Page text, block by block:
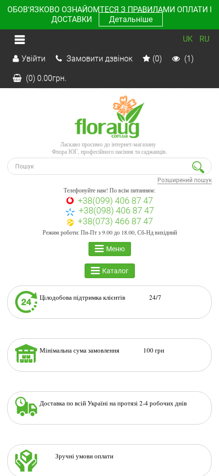
ОБОВ'ЯЗКОВО ОЗНАЙОМТЕСЯ З ПРАВИЛАМИ ОПЛАТИ І
ДОСТАВКИ
Детальніше
UK RU
Увійти Замовити дзвінок (0) (1)
(0) 0.00грн.
Ласкаво просимо до інтернет-магазину
Флора ЮГ, професійного насіння та саджанців.
Розширений пошук
Телефонуйте нам! По всім питанням:
+38(099) 406 87 47
+38(098) 406 87 47
+38(073) 466 87 47
Режим роботи: Пн-Пт з 9.00 до 18.00, Сб-Нд вихідний
Меню
Каталог
Цілодобова підтримка клієнтів 24/7
Мінімальна сума замовлення 100 грн
Доставка по всій Україні на протязі 2-4 робочих днів
Зручні умови оплати